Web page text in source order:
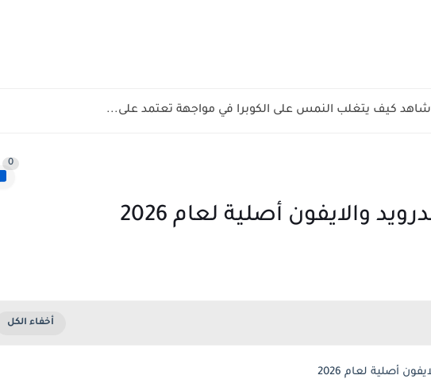
شاهد كيف يتغلب النمس على الكوبرا في مواجهة تعتمد على...
0